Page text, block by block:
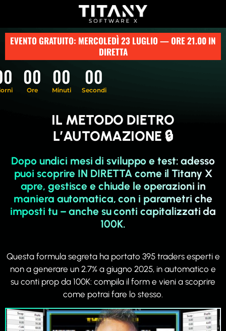
EVENTO GRATUITO: MERCOLEDÌ 23 LUGLIO — ORE 21.00 IN
DIRETTA
00
Ore
00
Minuti
00
Secondi
IL METODO DIETRO
L’AUTOMAZIONE 🔒
Dopo undici mesi di sviluppo e test: adesso
puoi scoprire IN DIRETTA come il Titany X
apre, gestisce e chiude le operazioni in
maniera automatica, con i parametri che
imposti tu – anche su conti capitalizzati da
100K.
Questa formula segreta ha portato 395 traders esperti e
non a generare un 2.7% a giugno 2025, in automatico e
su conti prop da 100K: compila il form e vieni a scoprire
come potrai fare lo stesso.